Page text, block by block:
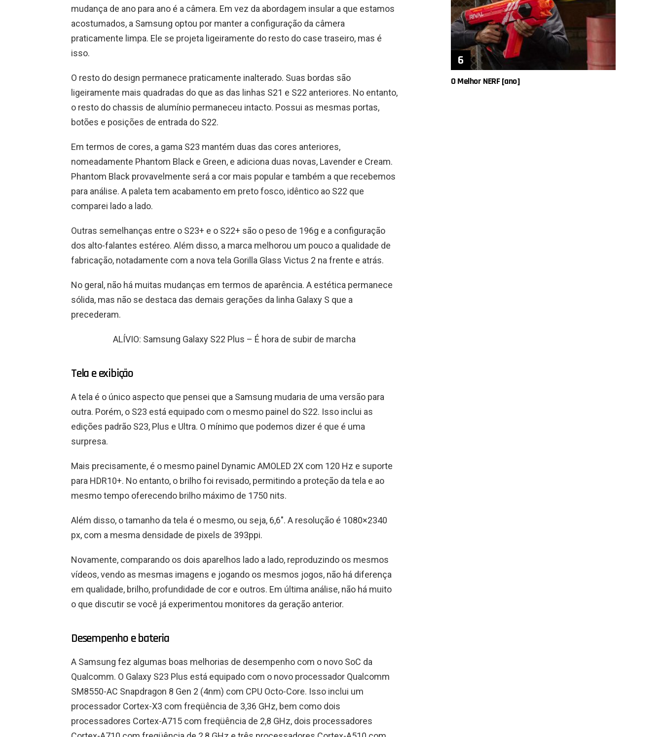
mudança de ano para ano é a câmera. Em vez da abordagem insular a que estamos
acostumados, a Samsung optou por manter a configuração da câmera
praticamente limpa. Ele se projeta ligeiramente do resto do case traseiro, mas é
isso.
O resto do design permanece praticamente inalterado. Suas bordas são
ligeiramente mais quadradas do que as das linhas S21 e S22 anteriores. No entanto,
o resto do chassis de alumínio permaneceu intacto. Possui as mesmas portas,
botões e posições de entrada do S22.
Em termos de cores, a gama S23 mantém duas das cores anteriores,
nomeadamente Phantom Black e Green, e adiciona duas novas, Lavender e Cream.
Phantom Black provavelmente será a cor mais popular e também a que recebemos
para análise. A paleta tem acabamento em preto fosco, idêntico ao S22 que
comparei lado a lado.
Outras semelhanças entre o S23+ e o S22+ são o peso de 196g e a configuração
dos alto-falantes estéreo. Além disso, a marca melhorou um pouco a qualidade de
fabricação, notadamente com a nova tela Gorilla Glass Victus 2 na frente e atrás.
No geral, não há muitas mudanças em termos de aparência. A estética permanece
sólida, mas não se destaca das demais gerações da linha Galaxy S que a
precederam.
ALÍVIO: Samsung Galaxy S22 Plus – É hora de subir de marcha
Tela e exibição
A tela é o único aspecto que pensei que a Samsung mudaria de uma versão para
outra. Porém, o S23 está equipado com o mesmo painel do S22. Isso inclui as
edições padrão S23, Plus e Ultra. O mínimo que podemos dizer é que é uma
surpresa.
Mais precisamente, é o mesmo painel Dynamic AMOLED 2X com 120 Hz e suporte
para HDR10+. No entanto, o brilho foi revisado, permitindo a proteção da tela e ao
mesmo tempo oferecendo brilho máximo de 1750 nits.
Além disso, o tamanho da tela é o mesmo, ou seja, 6,6″. A resolução é 1080×2340
px, com a mesma densidade de pixels de 393ppi.
Novamente, comparando os dois aparelhos lado a lado, reproduzindo os mesmos
vídeos, vendo as mesmas imagens e jogando os mesmos jogos, não há diferença
em qualidade, brilho, profundidade de cor e outros. Em última análise, não há muito
o que discutir se você já experimentou monitores da geração anterior.
Desempenho e bateria
A Samsung fez algumas boas melhorias de desempenho com o novo SoC da
Qualcomm. O Galaxy S23 Plus está equipado com o novo processador Qualcomm
SM8550-AC Snapdragon 8 Gen 2 (4nm) com CPU Octo-Core. Isso inclui um
processador Cortex-X3 com freqüência de 3,36 GHz, bem como dois
processadores Cortex-A715 com freqüência de 2,8 GHz, dois processadores
O Melhor NERF [ano]